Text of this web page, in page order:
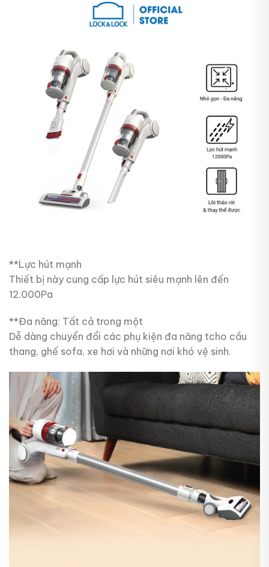
**Lực hút mạnh
Thiết bị này cung cấp lực hút siêu mạnh lên đến
12.000Pa
**Đa năng: Tất cả trong một
Dễ dàng chuyển đổi các phụ kiện đa năng tcho cầu
thang, ghế sofa, xe hơi và những nơi khó vệ sinh.